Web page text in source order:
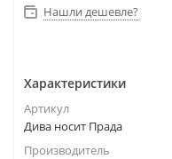
Нашли дешевле?
Характеристики
Артикул
Дива носит Прада
Производитель